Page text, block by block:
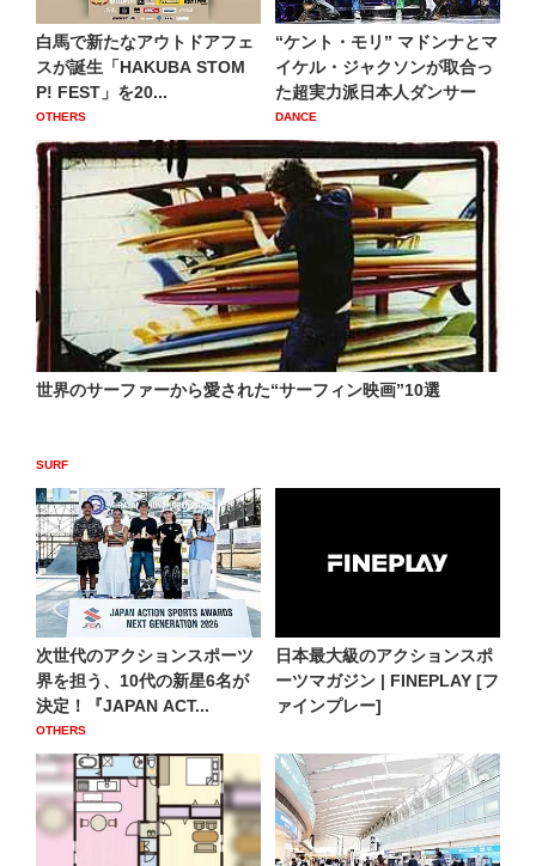
白馬で新たなアウトドアフェ
スが誕生「HAKUBA STOM
P! FEST」を20...
OTHERS
“ケント・モリ” マドンナとマ
イケル・ジャクソンが取合っ
た超実力派日本人ダンサー
DANCE
世界のサーファーから愛された“サーフィン映画”10選
SURF
次世代のアクションスポーツ
界を担う、10代の新星6名が
決定！『JAPAN ACT...
OTHERS
日本最大級のアクションスポ
ーツマガジン | FINEPLAY [フ
ァインプレー]